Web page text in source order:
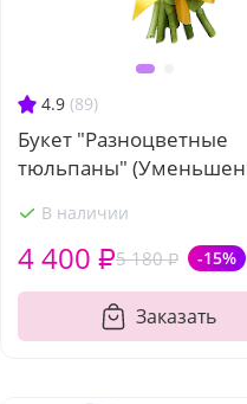
4.9 (89)
Букет "Разноцветные
тюльпаны"
В наличии
5 180 ₽ -15%
4 400 ₽
Заказать